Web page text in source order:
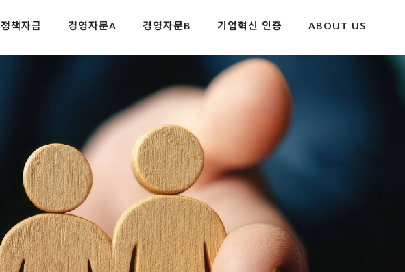
정책자금 경영자문A 경영자문B 기업혁신 인증 ABOUT US